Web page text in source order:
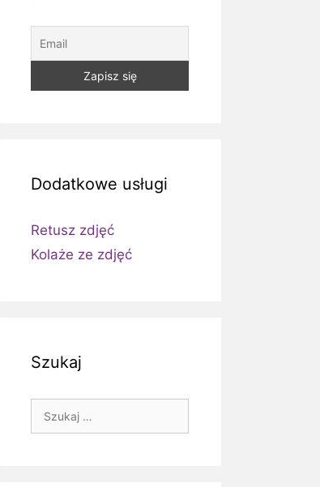
Dodatkowe usługi
Retusz zdjęć
Kolaże ze zdjęć
Szukaj